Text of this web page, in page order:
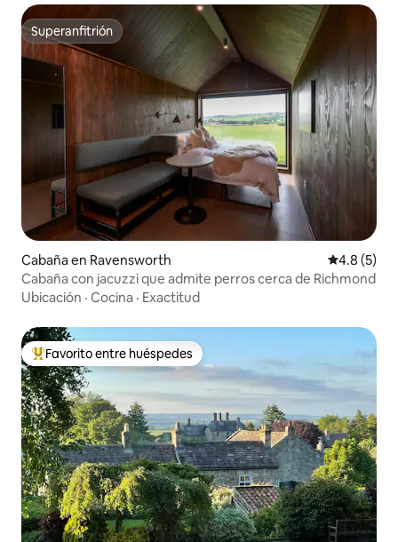
Superanfitrión
Superanfitrión
Cabaña en Ravensworth
4.8 (5)
Cabaña con jacuzzi que admite perros cerca de Richmond
Ubicación · Cocina · Exactitud
Favorito entre huéspedes preferido
Favorito entre huéspedes